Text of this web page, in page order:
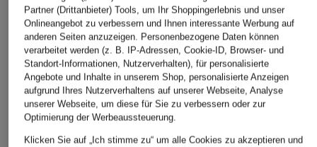
Bestpreis:89,99 € Bestpreis:89,24 €
Ursprünglich:139,99 €
ÄHNLICHE ARTIKEL ENTDECKEN
Partner (Drittanbieter) Tools, um Ihr Shoppingerlebnis und unser
Onlineangebot zu verbessern und Ihnen interessante Werbung auf
anderen Seiten anzuzeigen. Personenbezogene Daten können
verarbeitet werden (z. B. IP-Adressen, Cookie-ID, Browser- und
Standort-Informationen, Nutzerverhalten), für personalisierte
Angebote und Inhalte in unserem Shop, personalisierte Anzeigen
aufgrund Ihres Nutzerverhaltens auf unserer Webseite, Analyse
unserer Webseite, um diese für Sie zu verbessern oder zur
Optimierung der Werbeaussteuerung.
Klicken Sie auf „Ich stimme zu“ um alle Cookies zu akzeptieren und